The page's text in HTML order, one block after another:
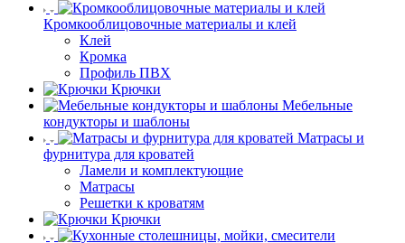
Кромкооблицовочные материалы и клей
Клей
Кромка
Профиль ПВХ
Крючки
Мебельные
кондукторы и шаблоны
Матрасы и
фурнитура для кроватей
Ламели и комплектующие
Матрасы
Решетки к кроватям
Крючки